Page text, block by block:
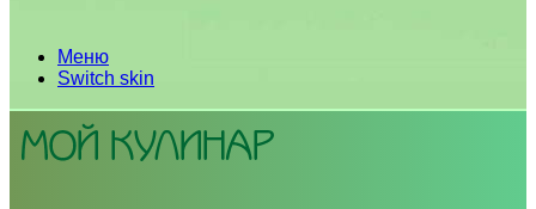
Меню
Switch skin